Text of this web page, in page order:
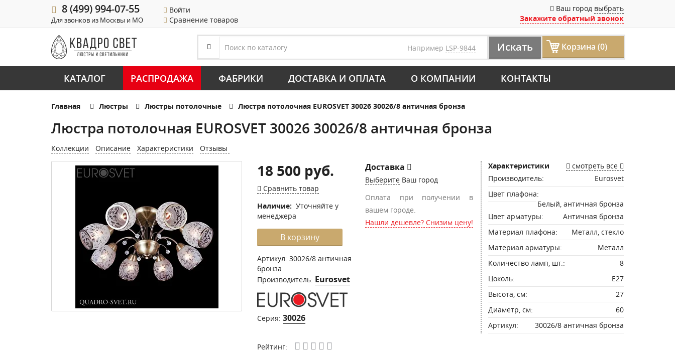
8 (499) 994-07-55
Для звонков из Москвы и МО
Войти
Сравнение товаров
Ваш город выбрать
Закажите обратный звонок
Например LSP-9844 Искать Корзина (0)
КАТАЛОГ РАСПРОДАЖА ФАБРИКИ ДОСТАВКА И ОПЛАТА О КОМПАНИИ КОНТАКТЫ
Главная Люстры Люстры потолочные Люстра потолочная EUROSVET 30026 30026/8 античная бронза
Люстра потолочная EUROSVET 30026 30026/8 античная бронза
Коллекции Описание Характеристики Отзывы
18 500 руб.
Сравнить товар
Наличие: Уточняйте у
менеджера
В корзину
Артикул: 30026/8 античная
бронза
Производитель: Eurosvet
Серия: 30026
Доставка
Выберите Ваш город
Оплата при получении в
вашем городе.
Нашли дешевле? Снизим цену!
Рейтинг:
Характеристики
смотреть все
Производитель:
Eurosvet
Цвет плафона:
Белый, античная бронза
Цвет арматуры:
Античная бронза
Материал плафона:
Металл, стекло
Материал арматуры:
Металл
Количество ламп, шт.:
8
Цоколь:
E27
Высота, см:
27
Диаметр, см:
60
Артикул:
30026/8 античная бронза